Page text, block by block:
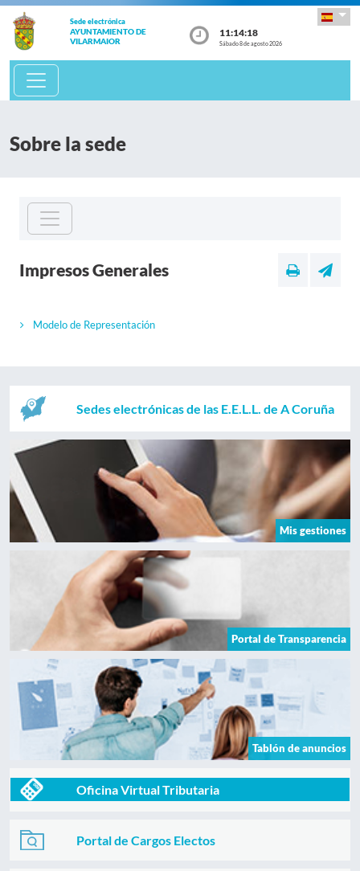
Sede electrónica
AYUNTAMIENTO DE
VILARMAIOR
11:14:18
Sábado 8 de agosto 2026
Sobre la sede
Impresos Generales
Modelo de Representación
Sedes electrónicas de las E.E.L.L. de A Coruña
Mis gestiones
Portal de Transparencia
Tablón de anuncios
Oficina Virtual Tributaria
Portal de Cargos Electos